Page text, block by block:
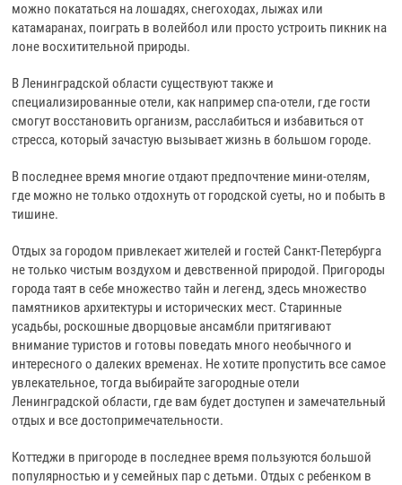
можно покататься на лошадях, снегоходах, лыжах или
катамаранах, поиграть в волейбол или просто устроить пикник на
лоне восхитительной природы.
В Ленинградской области существуют также и
специализированные отели, как например спа-отели, где гости
смогут восстановить организм, расслабиться и избавиться от
стресса, который зачастую вызывает жизнь в большом городе.
В последнее время многие отдают предпочтение мини-отелям,
где можно не только отдохнуть от городской суеты, но и побыть в
тишине.
Отдых за городом привлекает жителей и гостей Санкт-Петербурга
не только чистым воздухом и девственной природой. Пригороды
города таят в себе множество тайн и легенд, здесь множество
памятников архитектуры и исторических мест. Старинные
усадьбы, роскошные дворцовые ансамбли притягивают
внимание туристов и готовы поведать много необычного и
интересного о далеких временах. Не хотите пропустить все самое
увлекательное, тогда выбирайте загородные отели
Ленинградской области, где вам будет доступен и замечательный
отдых и все достопримечательности.
Коттеджи в пригороде в последнее время пользуются большой
популярностью и у семейных пар с детьми. Отдых с ребенком в